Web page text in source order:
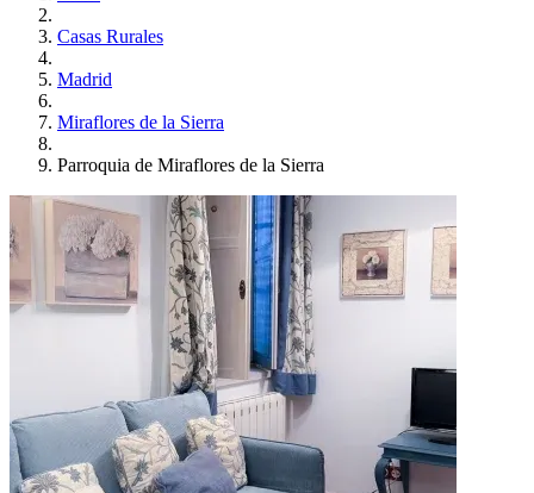
Casas Rurales
Madrid
Miraflores de la Sierra
Parroquia de Miraflores de la Sierra